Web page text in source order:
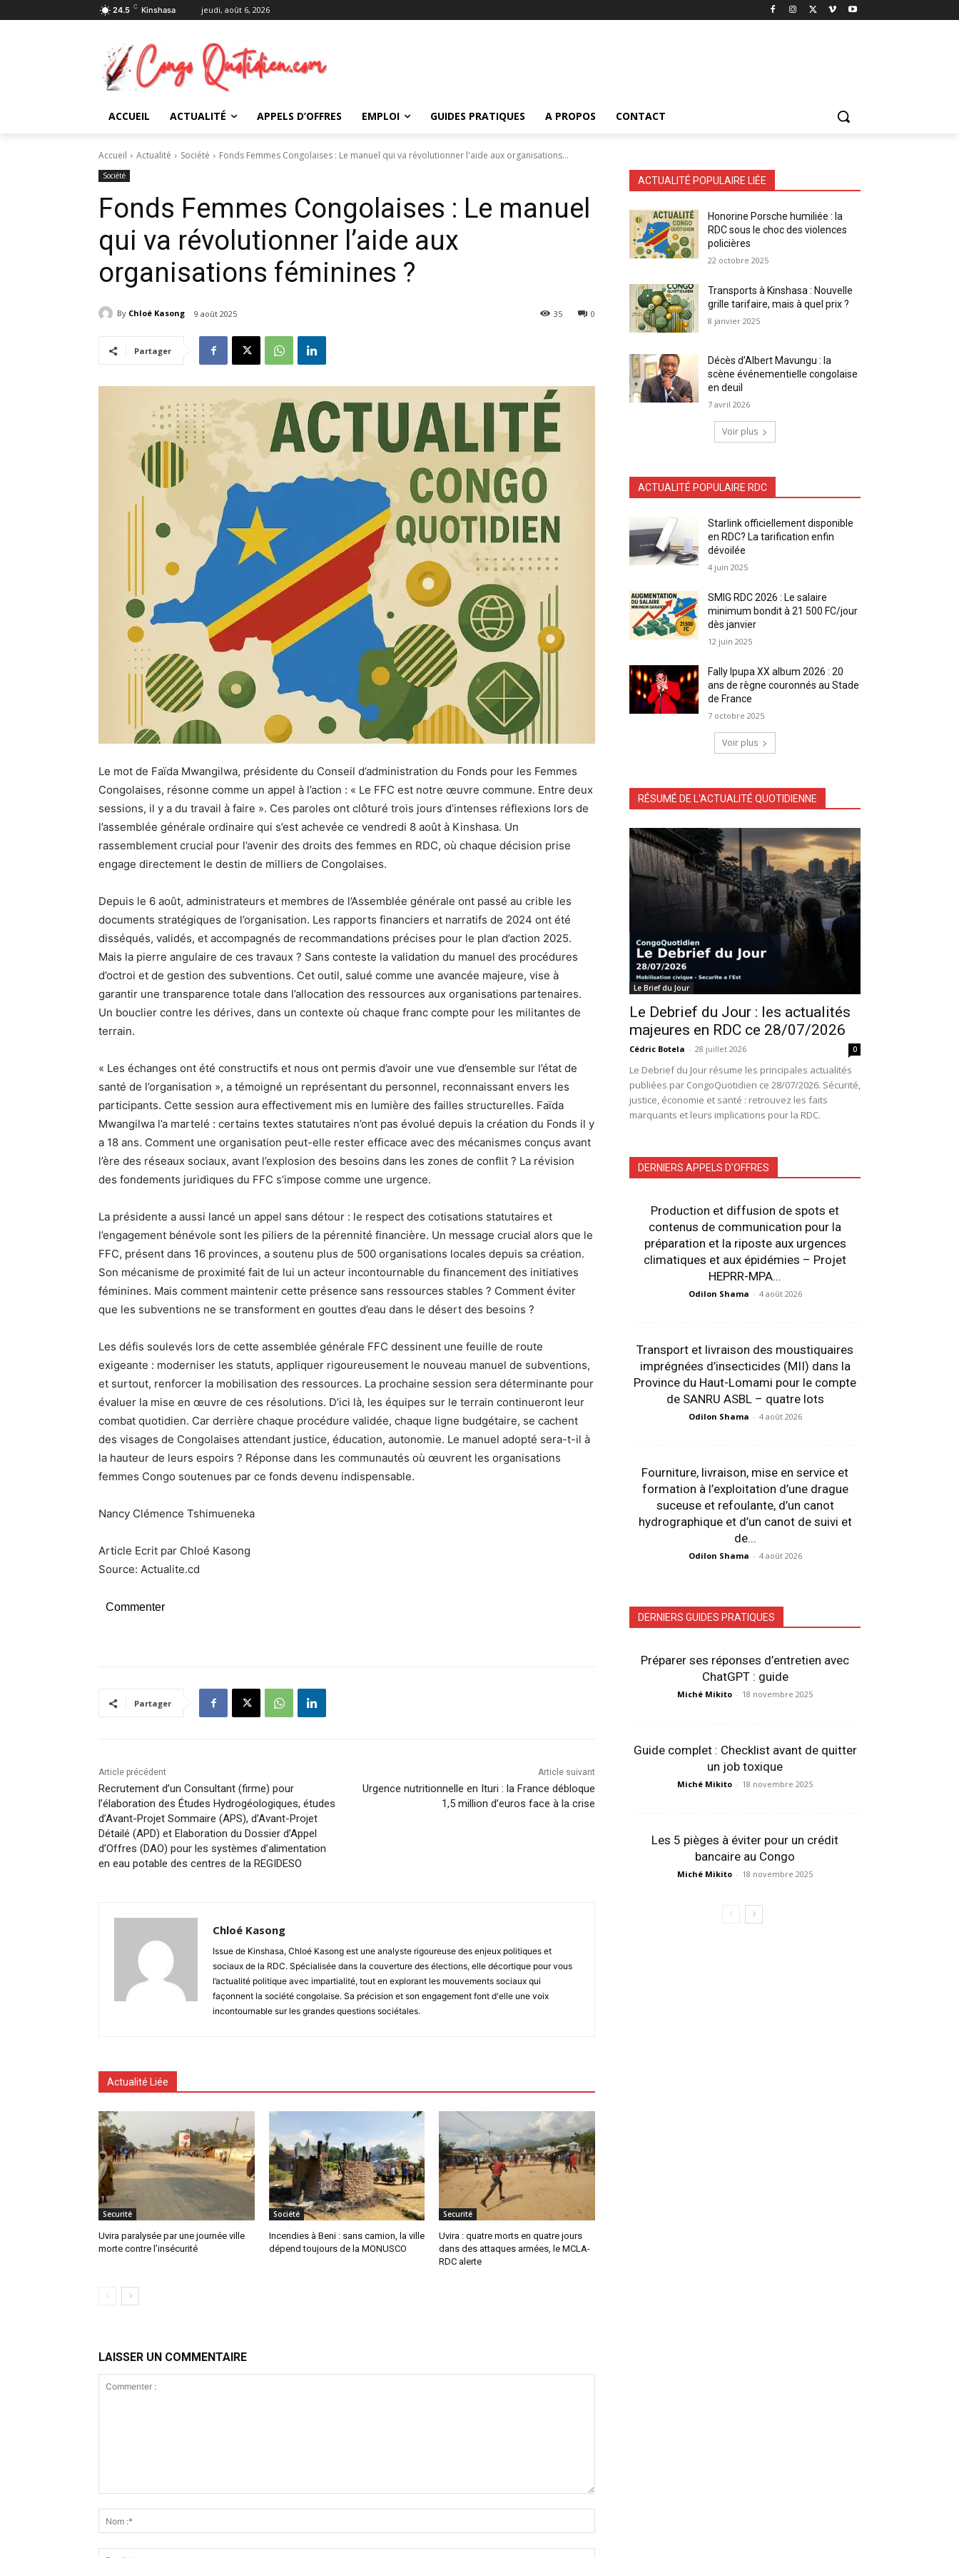
24.5 C Kinshasa jeudi, août 6, 2026
ACCUEIL ACTUALITÉ APPELS D’OFFRES EMPLOI GUIDES PRATIQUES A PROPOS CONTACT
Accueil Actualité Société Fonds Femmes Congolaises : Le manuel qui va révolutionner l'aide aux organisations...
Société
Fonds Femmes Congolaises : Le manuel
qui va révolutionner l’aide aux
organisations féminines ?
By Chloé Kasong 9 août 2025 0
35
Partager
Le mot de Faïda Mwangilwa, présidente du Conseil d’administration du Fonds pour les Femmes
Congolaises, résonne comme un appel à l’action : « Le FFC est notre œuvre commune. Entre deux
sessions, il y a du travail à faire ». Ces paroles ont clôturé trois jours d’intenses réflexions lors de
l’assemblée générale ordinaire qui s’est achevée ce vendredi 8 août à Kinshasa. Un
rassemblement crucial pour l’avenir des droits des femmes en RDC, où chaque décision prise
engage directement le destin de milliers de Congolaises.
Depuis le 6 août, administrateurs et membres de l’Assemblée générale ont passé au crible les
documents stratégiques de l’organisation. Les rapports financiers et narratifs de 2024 ont été
disséqués, validés, et accompagnés de recommandations précises pour le plan d’action 2025.
Mais la pierre angulaire de ces travaux ? Sans conteste la validation du manuel des procédures
d’octroi et de gestion des subventions. Cet outil, salué comme une avancée majeure, vise à
garantir une transparence totale dans l’allocation des ressources aux organisations partenaires.
Un bouclier contre les dérives, dans un contexte où chaque franc compte pour les militantes de
terrain.
« Les échanges ont été constructifs et nous ont permis d’avoir une vue d’ensemble sur l’état de
santé de l’organisation », a témoigné un représentant du personnel, reconnaissant envers les
participants. Cette session aura effectivement mis en lumière des failles structurelles. Faïda
Mwangilwa l’a martelé : certains textes statutaires n’ont pas évolué depuis la création du Fonds il y
a 18 ans. Comment une organisation peut-elle rester efficace avec des mécanismes conçus avant
l’ère des réseaux sociaux, avant l’explosion des besoins dans les zones de conflit ? La révision
des fondements juridiques du FFC s’impose comme une urgence.
La présidente a aussi lancé un appel sans détour : le respect des cotisations statutaires et
l’engagement bénévole sont les piliers de la pérennité financière. Un message crucial alors que le
FFC, présent dans 16 provinces, a soutenu plus de 500 organisations locales depuis sa création.
Son mécanisme de proximité fait de lui un acteur incontournable du financement des initiatives
féminines. Mais comment maintenir cette présence sans ressources stables ? Comment éviter
que les subventions ne se transforment en gouttes d’eau dans le désert des besoins ?
Les défis soulevés lors de cette assemblée générale FFC dessinent une feuille de route
exigeante : moderniser les statuts, appliquer rigoureusement le nouveau manuel de subventions,
et surtout, renforcer la mobilisation des ressources. La prochaine session sera déterminante pour
évaluer la mise en œuvre de ces résolutions. D’ici là, les équipes sur le terrain continueront leur
combat quotidien. Car derrière chaque procédure validée, chaque ligne budgétaire, se cachent
des visages de Congolaises attendant justice, éducation, autonomie. Le manuel adopté sera-t-il à
la hauteur de leurs espoirs ? Réponse dans les communautés où œuvrent les organisations
femmes Congo soutenues par ce fonds devenu indispensable.
Nancy Clémence Tshimueneka
Article Ecrit par Chloé Kasong
Source: Actualite.cd
Commenter
Partager
Article précédent
Recrutement d’un Consultant (firme) pour
l’élaboration des Études Hydrogéologiques, études
d’Avant-Projet Sommaire (APS), d’Avant-Projet
Détailé (APD) et Elaboration du Dossier d’Appel
d’Offres (DAO) pour les systèmes d’alimentation
en eau potable des centres de la REGIDESO
Article suivant
Urgence nutritionnelle en Ituri : la France débloque
1,5 million d’euros face à la crise
Chloé Kasong
Issue de Kinshasa, Chloé Kasong est une analyste rigoureuse des enjeux politiques et
sociaux de la RDC. Spécialisée dans la couverture des élections, elle décortique pour vous
l’actualité politique avec impartialité, tout en explorant les mouvements sociaux qui
façonnent la société congolaise. Sa précision et son engagement font d'elle une voix
incontournable sur les grandes questions sociétales.
Actualité Liée
Securité
Uvira paralysée par une journée ville
morte contre l’insécurité
Société
Incendies à Beni : sans camion, la ville
dépend toujours de la MONUSCO
Securité
Uvira : quatre morts en quatre jours
dans des attaques armées, le MCLA-
RDC alerte
LAISSER UN COMMENTAIRE
:*
ACTUALITÉ POPULAIRE LIÉE
Honorine Porsche humiliée : la
RDC sous le choc des violences
policières
22 octobre 2025
Transports à Kinshasa : Nouvelle
grille tarifaire, mais à quel prix ?
8 janvier 2025
Décès d’Albert Mavungu : la
scène événementielle congolaise
en deuil
7 avril 2026
Voir plus
ACTUALITÉ POPULAIRE RDC
Starlink officiellement disponible
en RDC? La tarification enfin
dévoilée
4 juin 2025
SMIG RDC 2026 : Le salaire
minimum bondit à 21 500 FC/jour
dès janvier
12 juin 2025
Fally Ipupa XX album 2026 : 20
ans de règne couronnés au Stade
de France
7 octobre 2025
Voir plus
RÉSUMÉ DE L'ACTUALITÉ QUOTIDIENNE
Le Brief du Jour
Le Debrief du Jour : les actualités
majeures en RDC ce 28/07/2026
Cédric Botela - 28 juillet 2026 0
Le Debrief du Jour résume les principales actualités
publiées par CongoQuotidien ce 28/07/2026. Sécurité,
justice, économie et santé : retrouvez les faits
marquants et leurs implications pour la RDC.
DERNIERS APPELS D'OFFRES
Production et diffusion de spots et
contenus de communication pour la
préparation et la riposte aux urgences
climatiques et aux épidémies – Projet
HEPRR-MPA...
Odilon Shama - 4 août 2026
Transport et livraison des moustiquaires
imprégnées d’insecticides (MII) dans la
Province du Haut-Lomami pour le compte
de SANRU ASBL – quatre lots
Odilon Shama - 4 août 2026
Fourniture, livraison, mise en service et
formation à l’exploitation d’une drague
suceuse et refoulante, d’un canot
hydrographique et d’un canot de suivi et
de...
Odilon Shama - 4 août 2026
DERNIERS GUIDES PRATIQUES
Préparer ses réponses d’entretien avec
ChatGPT : guide
Miché Mikito - 18 novembre 2025
Guide complet : Checklist avant de quitter
un job toxique
Miché Mikito - 18 novembre 2025
Les 5 pièges à éviter pour un crédit
bancaire au Congo
Miché Mikito - 18 novembre 2025